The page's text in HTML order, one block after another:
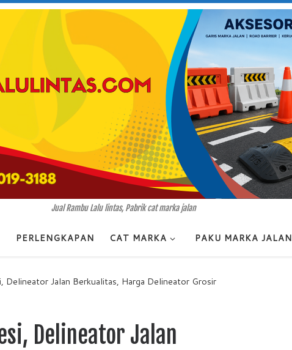
Jual Rambu Lalu lintas, Pabrik cat marka jalan
PERLENGKAPAN CAT MARKA PAKU MARKA JALAN
Jalan Berkualitas, Harga Delineator Grosir
Delineator Jalan